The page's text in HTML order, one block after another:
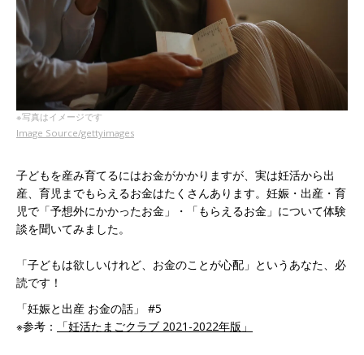
※写真はイメージです
Image Source/gettyimages
子どもを産み育てるにはお金がかかりますが、実は妊活から出
産、育児までもらえるお金はたくさんあります。妊娠・出産・育
児で「予想外にかかったお金」・「もらえるお金」について体験
談を聞いてみました。
「子どもは欲しいけれど、お金のことが心配」というあなた、必
読です！
「妊娠と出産 お金の話」 #5
※参考：
「妊活たまごクラブ 2021-2022年版」